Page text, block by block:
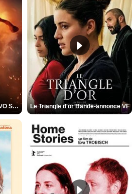
L'Odyssée Bande-annonce VO STFR Le Triangle d'or Bande-annonce VF